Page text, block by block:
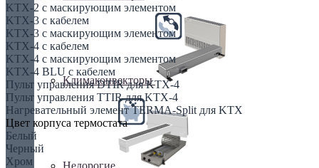
Климаконвекторы
Недорогие
KTX-2 с маскирующим элементом
KTX-3 с кабелем
KTX-3 с маскирующим элементом
KTX-4 с кабелем
KTX-4 с маскирующим элементом
KTX-4 BLU с кабелем
Пульт управления DTIR для KTX-4
Пульт управления TTIR для KTX-4
Нагревательный элемент TERMA-Split для KTX
Цвет корпуса термостата
Белый
Черный
Хром